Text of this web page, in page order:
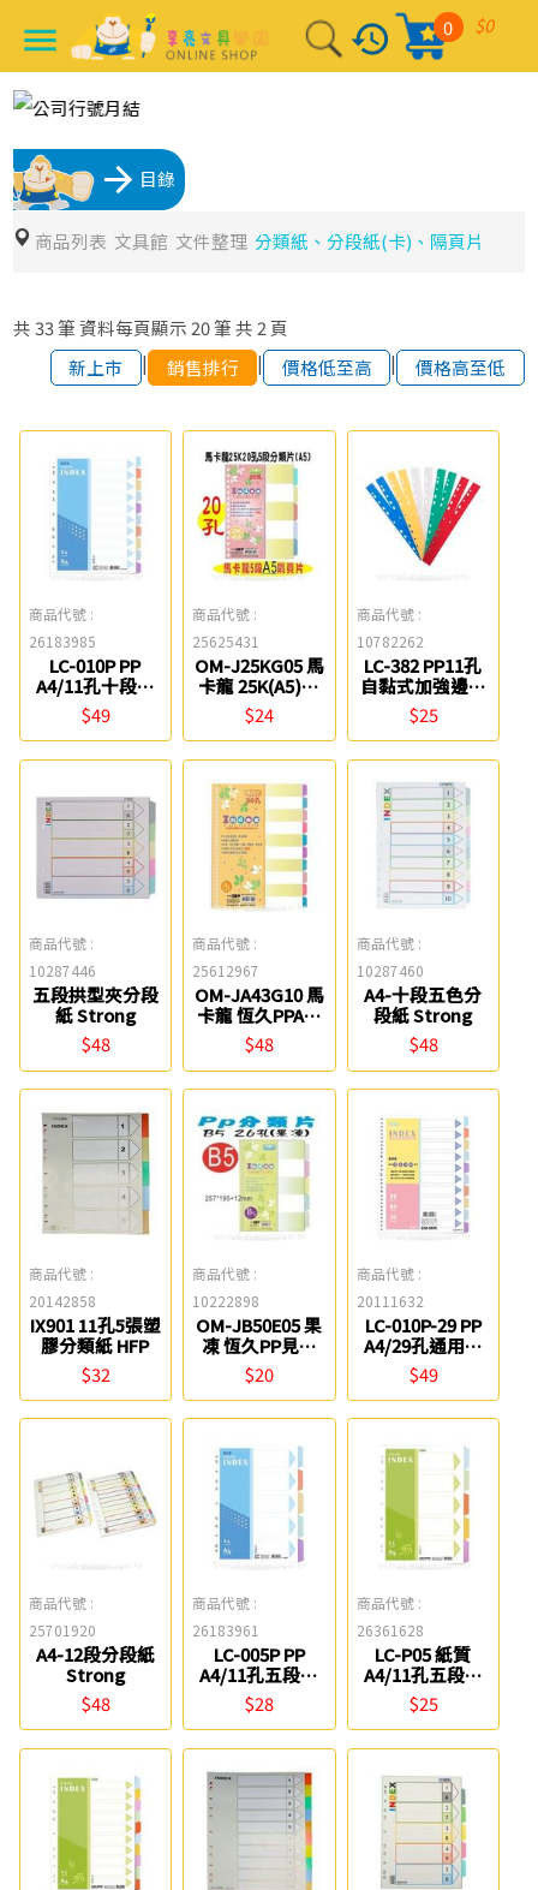
menu history $0
0
arrow_forward 目錄
商品列表 文具館 文件整理 分類紙、分段紙(卡)、隔頁片
共 33筆 資料每頁顯示 20筆 共 2 頁
新上市
| 銷售排行 | 價格低至高 | 價格高至低
商品代號 :
26183985
LC-010P PP
A4/11孔十段索
引分段卡/隔頁片
連勤牌
$49
商品代號 :
25625431
OM-J25KG05 馬
卡龍 25K(A5)20
孔5段PP分類片
檔案家
$24
商品代號 :
10782262
LC-382 PP11孔
自黏式加強邊條
(10入) 連勤牌
$25
商品代號 :
10287446
五段拱型夾分段
紙 Strong
$48
商品代號 :
25612967
OM-JA43G10 馬
卡龍 恆久PPA4-
10段30孔隔頁片
檔案家
$48
商品代號 :
10287460
A4-十段五色分
段紙 Strong
$48
商品代號 :
20142858
IX901 11孔5張塑
膠分類紙 HFP
$32
商品代號 :
10222898
OM-JB50E05 果
凍 恆久PP見出
B5/26孔5段分類
片 檔案家
$20
商品代號 :
20111632
LC-010P-29 PP
A4/29孔通用型
十段索引分段卡/
隔頁片 連勤牌
$49
商品代號 :
25701920
A4-12段分段紙
Strong
$48
商品代號 :
26183961
LC-005P PP
A4/11孔五段索
引分段卡/隔頁片
連勤牌
$28
商品代號 :
26361628
LC-P05 紙質
A4/11孔五段索
引分段卡/隔頁片
連勤牌
$25